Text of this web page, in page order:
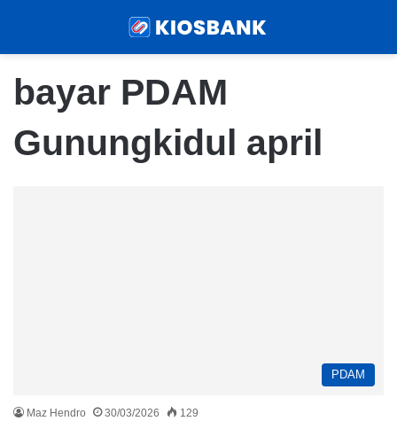
bayar PDAM
Gunungkidul april
PDAM
Maz Hendro 30/03/2026 129